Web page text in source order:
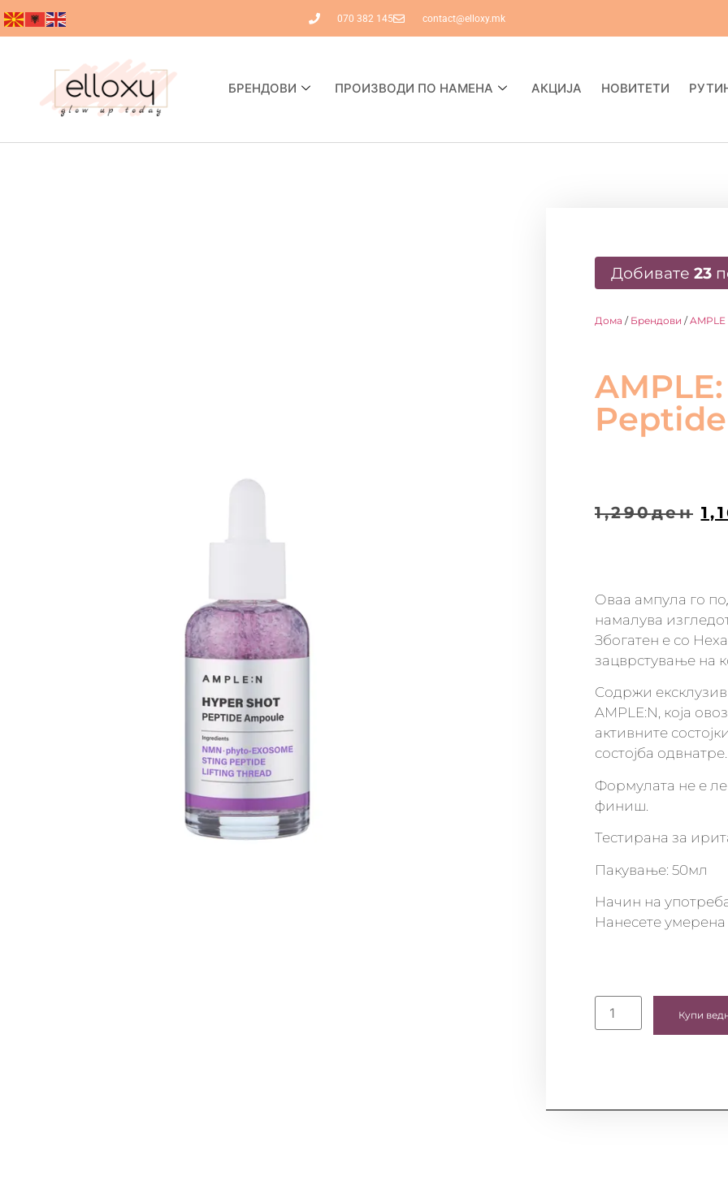
070 382 145 contact@elloxy.mk
БРЕНДОВИ ПРОИЗВОДИ ПО НАМЕНА АКЦИЈА НОВИТЕТИ
Добивате 23
Дома / Брендови /AMPLE
1,290ден
Оваа ампула го
намалува
Збогатен е со
зацврстување на
Содржи
AMPLE:N, која
активните
состојба одвнатре.
Формулата не е
финиш.
Тестирана за
Пакување: 50мл
Начин на
Нанесете
Купи